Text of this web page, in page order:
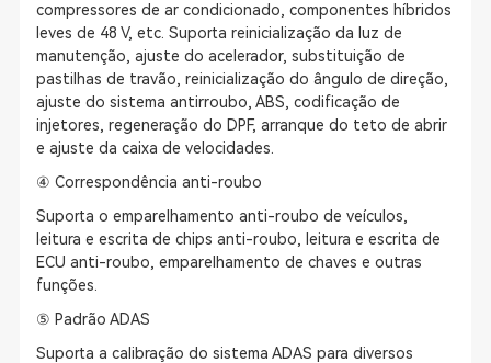
compressores de ar condicionado, componentes híbridos
leves de 48 V, etc. Suporta reinicialização da luz de
manutenção, ajuste do acelerador, substituição de
pastilhas de travão, reinicialização do ângulo de direção,
ajuste do sistema antirroubo, ABS, codificação de
injetores, regeneração do DPF, arranque do teto de abrir
e ajuste da caixa de velocidades.
④ Correspondência anti-roubo
Suporta o emparelhamento anti-roubo de veículos,
leitura e escrita de chips anti-roubo, leitura e escrita de
ECU anti-roubo, emparelhamento de chaves e outras
funções.
⑤ Padrão ADAS
Suporta a calibração do sistema ADAS para diversos